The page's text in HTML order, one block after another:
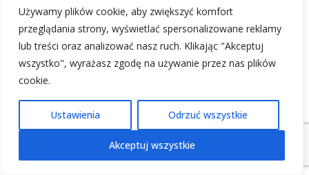
Używamy plików cookie, aby zwiększyć komfort
przeglądania strony, wyświetlać spersonalizowane reklamy
lub treści oraz analizować nasz ruch. Klikając "Akceptuj
wszystko", wyrażasz zgodę na używanie przez nas plików
cookie.
Ustawienia Odrzuć wszystkie
Akceptuj wszystkie
wpływa zaś na kondycję psychiczną, uspokaja nasze myśli,
pozwala się zrelaksować, nawet zapomnieć o problemach.
Cały czas staram się podążać za chińską maksymą: „usuń
przyczynę schorzenia, a choroba zniknie”. Myślę więc, że
pomocna w każdej trudnej życiowej sytuacji, a także w
zmaganiach z chorobą.
magda_k.1996@wp.pl